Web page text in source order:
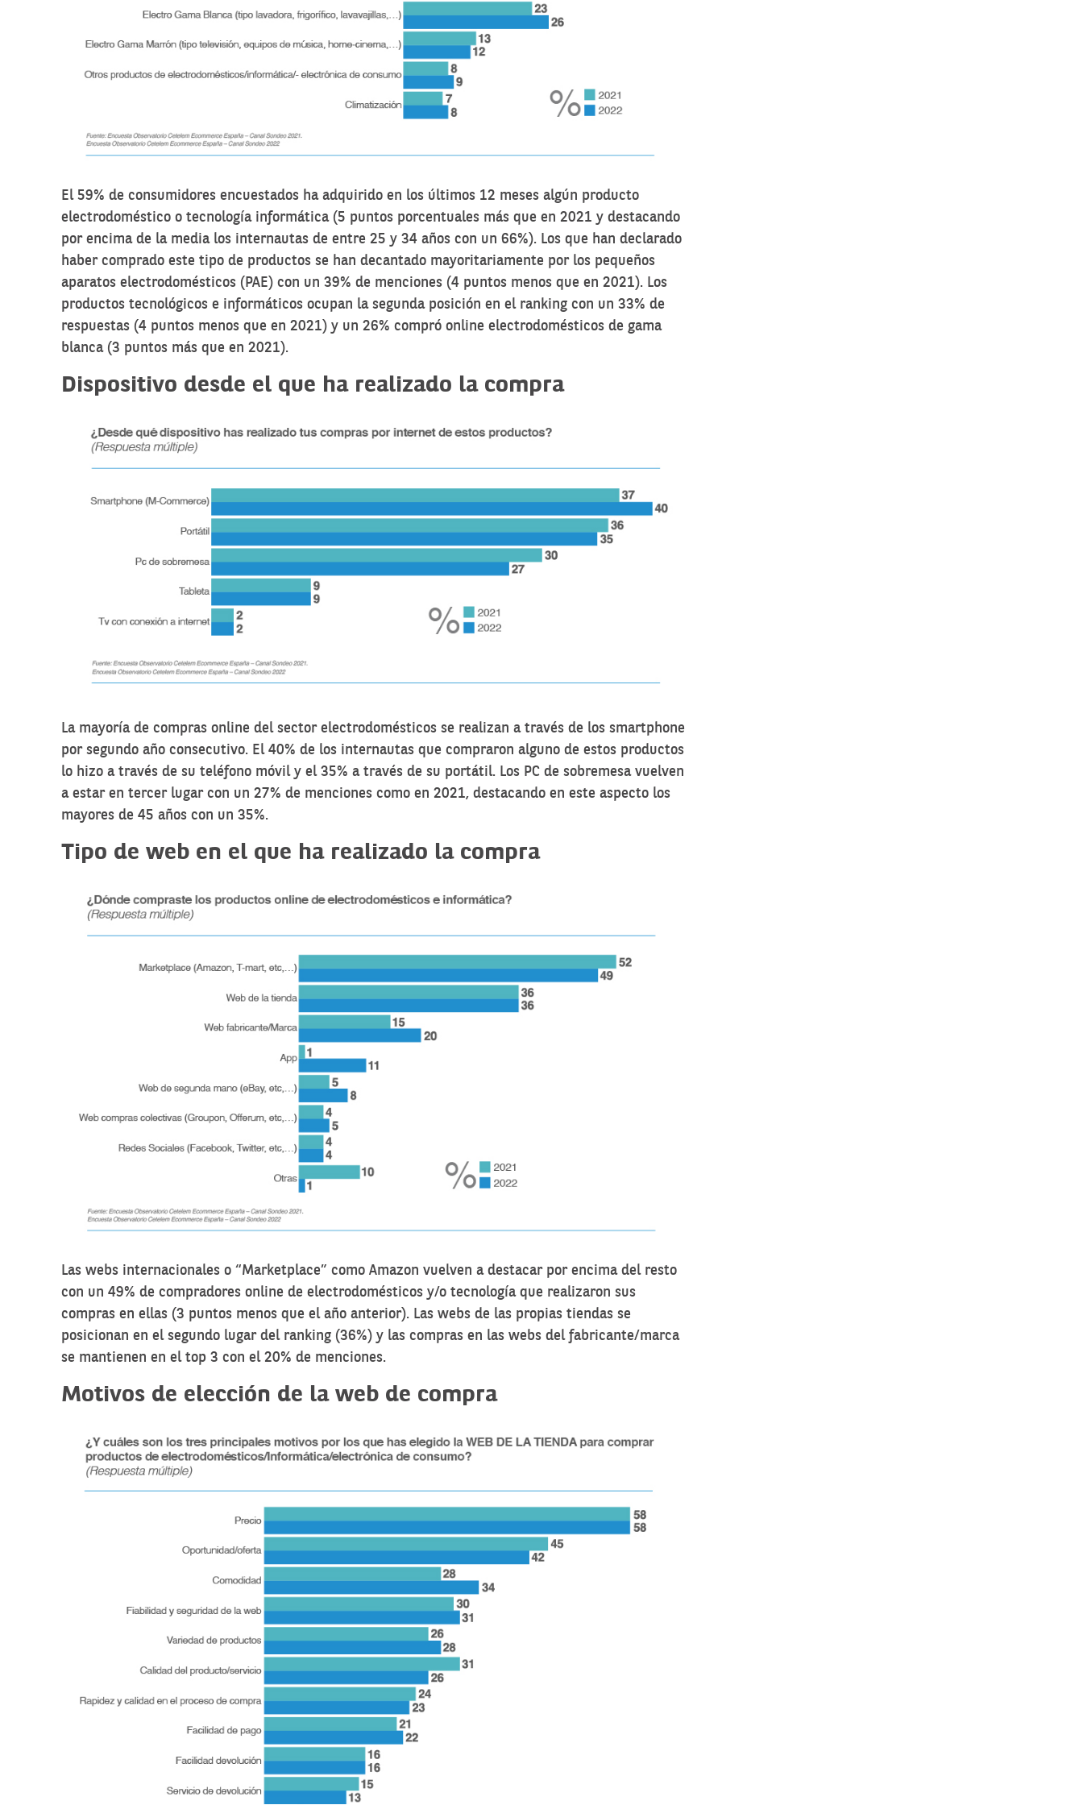
El 59% de consumidores encuestados ha adquirido en los últimos 12 meses algún producto
electrodoméstico o tecnología informática (5 puntos porcentuales más que en 2021 y destacando
por encima de la media los internautas de entre 25 y 34 años con un 66%). Los que han declarado
haber comprado este tipo de productos se han decantado mayoritariamente por los pequeños
aparatos electrodomésticos (PAE) con un 39% de menciones (4 puntos menos que en 2021). Los
productos tecnológicos e informáticos ocupan la segunda posición en el ranking con un 33% de
respuestas (4 puntos menos que en 2021) y un 26% compró online electrodomésticos de gama
blanca (3 puntos más que en 2021).
Dispositivo desde el que ha realizado la compra
La mayoría de compras online del sector electrodomésticos se realizan a través de los smartphone
por segundo año consecutivo. El 40% de los internautas que compraron alguno de estos productos
lo hizo a través de su teléfono móvil y el 35% a través de su portátil. Los PC de sobremesa vuelven
a estar en tercer lugar con un 27% de menciones como en 2021, destacando en este aspecto los
mayores de 45 años con un 35%.
Tipo de web en el que ha realizado la compra
Las webs internacionales o “Marketplace” como Amazon vuelven a destacar por encima del resto
con un 49% de compradores online de electrodomésticos y/o tecnología que realizaron sus
compras en ellas (3 puntos menos que el año anterior). Las webs de las propias tiendas se
posicionan en el segundo lugar del ranking (36%) y las compras en las webs del fabricante/marca
se mantienen en el top 3 con el 20% de menciones.
Motivos de elección de la web de compra